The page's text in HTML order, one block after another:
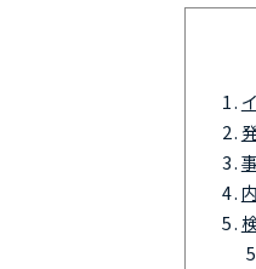
1.
2.
3.
4.
5.